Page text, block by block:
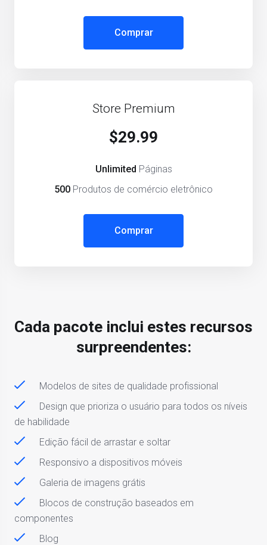
Comprar
Store Premium
$29.99
Unlimited Páginas
500 Produtos de comércio eletrônico
Comprar
Cada pacote inclui estes recursos
surpreendentes:
Modelos de sites de qualidade profissional
Design que prioriza o usuário para todos os níveis
de habilidade
Edição fácil de arrastar e soltar
Responsivo a dispositivos móveis
Galeria de imagens grátis
Blocos de construção baseados em
componentes
Blog